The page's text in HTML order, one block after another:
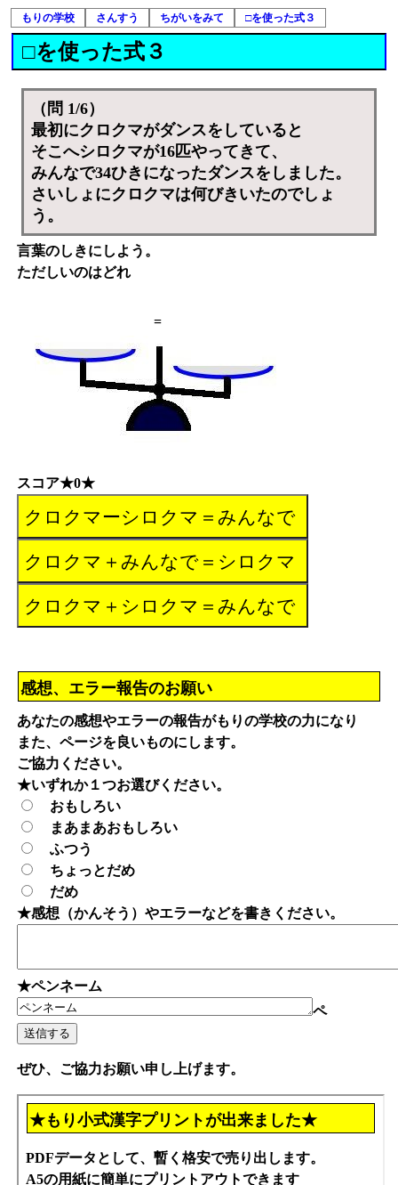
もりの学校 さんすう ちがいをみて □を使った式３
□を使った式３
（問 1/6）
最初にクロクマがダンスをしていると
そこへシロクマが16匹やってきて、
みんなで34ひきになったダンスをしました。
さいしょにクロクマは何びきいたのでしょ
う。
言葉のしきにしよう。
ただしいのはどれ
=
スコア★0★
感想、エラー報告のお願い
あなたの感想やエラーの報告がもりの学校の力になり
また、ページを良いものにします。
ご協力ください。
★いずれか１つお選びください。
おもしろい
まあまあおもしろい
ふつう
ちょっとだめ
だめ
★感想（かんそう）やエラーなどを書きください。
★ペンネーム
ペ
ぜひ、ご協力お願い申し上げます。